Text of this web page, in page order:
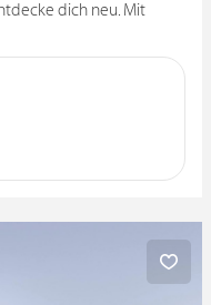
dich neu. Mit